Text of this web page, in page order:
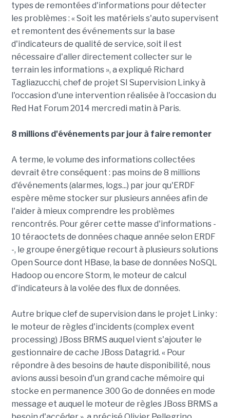
types de remontées d'informations pour détecter
les problèmes : « Soit les matériels s'auto supervisent
et remontent des événements sur la base
d'indicateurs de qualité de service, soit il est
nécessaire d'aller directement collecter sur le
terrain les informations », a expliqué Richard
Tagliazucchi, chef de projet SI Supervision Linky à
l'occasion d'une intervention réalisée à l'occasion du
Red Hat Forum 2014 mercredi matin à Paris.
8 millions d'événements par jour à faire remonter
A terme, le volume des informations collectées
devrait être conséquent : pas moins de 8 millions
d'événements (alarmes, logs...) par jour qu'ERDF
espère même stocker sur plusieurs années afin de
l'aider à mieux comprendre les problèmes
rencontrés. Pour gérer cette masse d'informations -
10 téraoctets de données chaque année selon ERDF
-, le groupe énergétique recourt à plusieurs solutions
Open Source dont HBase, la base de données NoSQL
Hadoop ou encore Storm, le moteur de calcul
d'indicateurs à la volée des flux de données.
Autre brique clef de supervision dans le projet Linky :
le moteur de règles d'incidents (complex event
processing) JBoss BRMS auquel vient s'ajouter le
gestionnaire de cache JBoss Datagrid. « Pour
répondre à des besoins de haute disponibilité, nous
avions aussi besoin d'un grand cache mémoire qui
stocke en permanence 300 Go de données en mode
message et auquel le moteur de règles JBoss BRMS a